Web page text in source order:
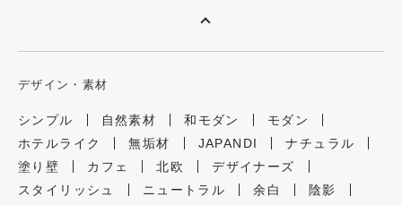
デザイン・素材
シンプル 自然素材 和モダン
モダン
ホテルライク
無垢材 JAPANDI
ナチュラル
塗り壁
カフェ 北欧
デザイナーズ
スタイリッシュ
ニュートラル 余白
陰影